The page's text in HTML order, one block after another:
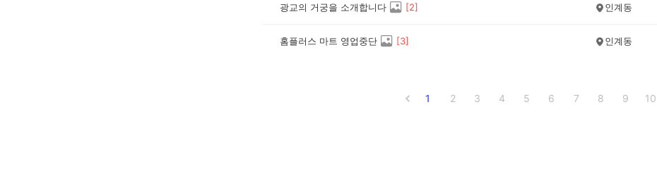
광교의 거궁을 소개합니다 [2] 인계동
홈플러스 마트 영업중단 [3] 인계동
1 2 3 4 5 6 7 8 9 10